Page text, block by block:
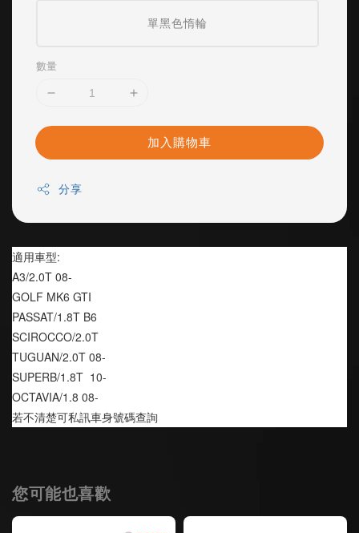
單黑色惰輪
數量
加入購物車
分享
適用車型:
A3/2.0T 08-
GOLF MK6 GTI
PASSAT/1.8T B6
SCIROCCO/2.0T
TUGUAN/2.0T 08-
SUPERB/1.8T  10-
OCTAVIA/1.8 08-
若不清楚可私訊車身號碼查詢
您可能也喜歡